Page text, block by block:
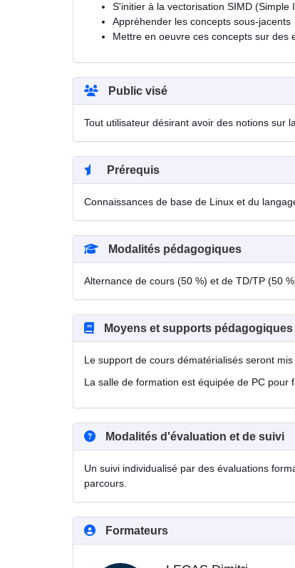
S'initier à la vectorisation SIMD (Simple
Appréhender les concepts sous-jacents
Mettre en oeuvre ces concepts sur des
Public visé
Tout utilisateur désirant avoir des notions sur
Prérequis
Connaissances de base de Linux et du
Modalités pédagogiques
Alternance de cours (50 %) et de TD/TP (50
Moyens et supports pédagogiques
Le support de cours dématérialisés seront
La salle de formation est équipée de PC pour
Modalités d'évaluation et de suivi
Un suivi individualisé par des évaluations
parcours.
Formateurs